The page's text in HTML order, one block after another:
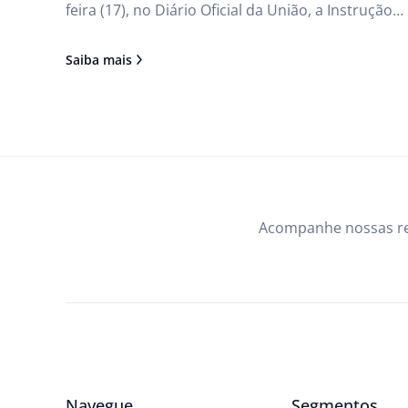
feira (17), no Diário Oficial da União, a Instrução
Técnico (RTIQ) que fixa os padrões de identidade e
Saiba mais
Acompanhe nossas